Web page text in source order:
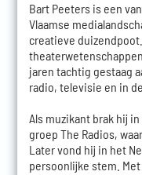
Bart Peeters is een
Vlaamse
creatieve
jaren tachtig gestaag
radio, televisie en in
Als muzikant brak hij
groep The Radios,
Later vond hij in het
persoonlijke stem.